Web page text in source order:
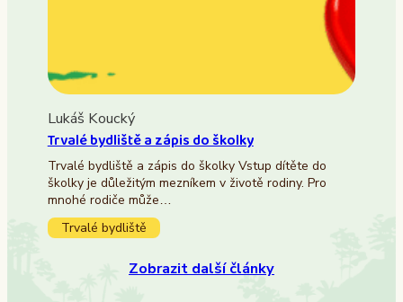
Lukáš Koucký
Trvalé bydliště a zápis do školky
Trvalé bydliště a zápis do školky Vstup dítěte do
školky je důležitým mezníkem v životě rodiny. Pro
mnohé rodiče může…
Trvalé bydliště
Zobrazit další články